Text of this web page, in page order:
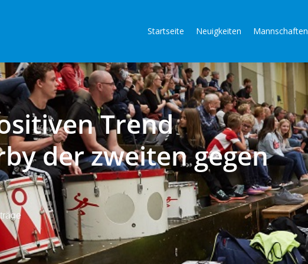
Startseite Neuigkeiten Mannschaften
Trend
der zweiten gegen